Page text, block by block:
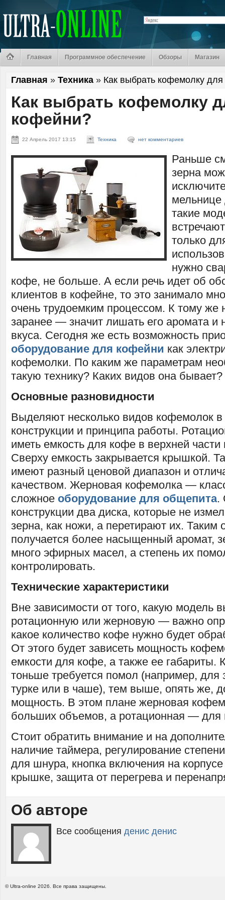
Главная Программное обеспечение Обзоры Магазин
Главная » Техника » Как выбрать кофемолку
Как выбрать кофемолку
кофейни?
22 Апрель 2017 13:15 Техника нет комментариев
Раньше
зерна
такие
только
нужно
кофе, не больше. А если речь идет об
клиентов в кофейне, то это занимало
очень трудоемким процессом. К тому
заранее — значит лишать его аромата и
вкуса. Сегодня же есть возможность
оборудование для кофейни как
кофемолки. По каким же параметрам
такую технику? Каких видов она бывает?
Основные разновидности
Выделяют несколько видов кофемолок в
конструкции и принципа работы.
иметь емкость для кофе в верхней части
Сверху емкость закрывается крышкой.
имеют разный ценовой диапазон и
качеством. Жерновая кофемолка —
сложное оборудование для общепита.
конструкции два диска, которые не
зерна, как ножи, а перетирают их. Таким
получается более насыщенный аромат,
много эфирных масел, а степень их
контролировать.
Технические характеристики
Вне зависимости от того, какую модель
ротационную или жерновую — важно
какое количество кофе нужно будет
От этого будет зависеть мощность
емкости для кофе, а также ее габариты.
тоньше требуется помол (например, для
турке или в чаше), тем выше, опять же,
мощность. В этом плане жерновая
больших объемов, а ротационная —
Стоит обратить внимание и на
наличие таймера, регулирование
для шнура, кнопка включения на
крышке, защита от перегрева и
Об авторе
Все сообщения денис денис
© Ultra-online 2026. Все права защищены.